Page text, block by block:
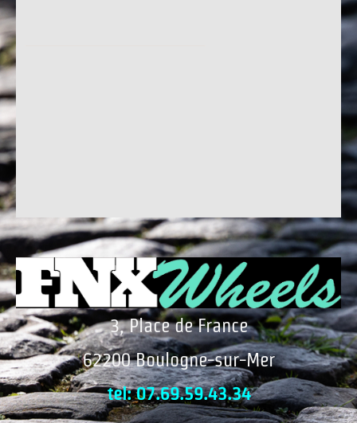
3, Place de France
62200 Boulogne-sur-Mer
tel: 07.69.59.43.34